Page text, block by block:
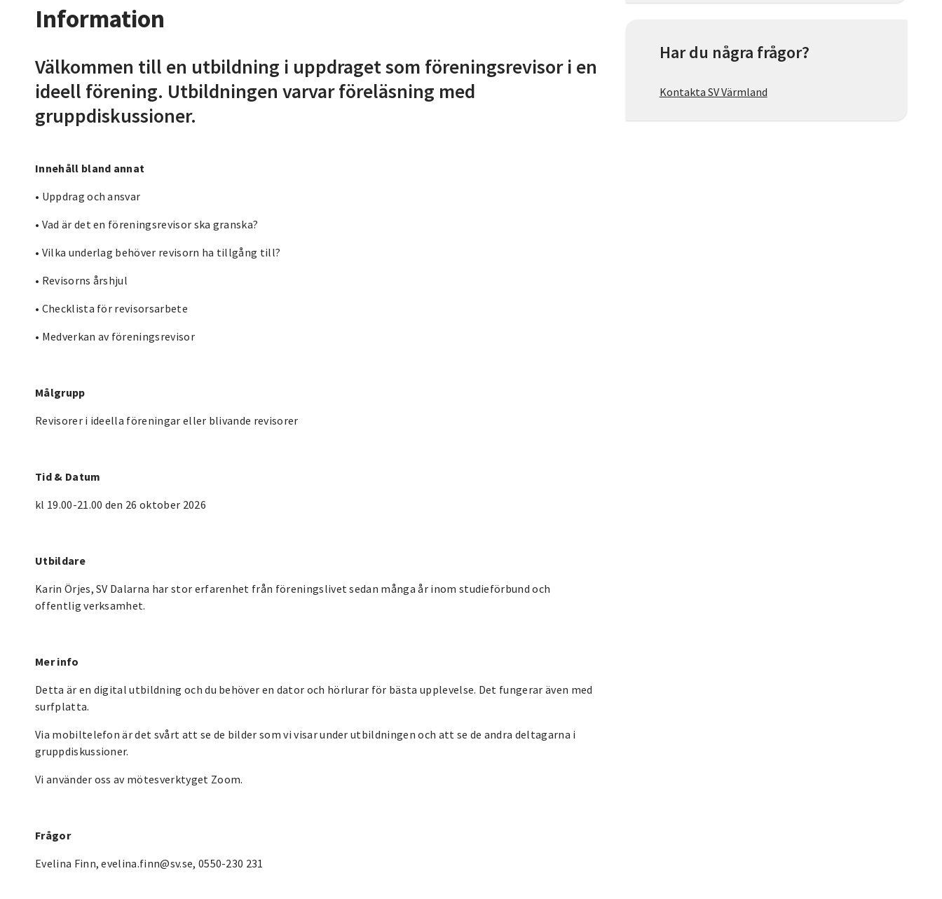
Information
Välkommen till en utbildning i uppdraget som föreningsrevisor i en
ideell förening. Utbildningen varvar föreläsning med
gruppdiskussioner.
Innehåll bland annat
• Uppdrag och ansvar
• Vad är det en föreningsrevisor ska granska?
• Vilka underlag behöver revisorn ha tillgång till?
• Revisorns årshjul
• Checklista för revisorsarbete
• Medverkan av föreningsrevisor
Målgrupp
Revisorer i ideella föreningar eller blivande revisorer
Tid & Datum
kl 19.00-21.00 den 26 oktober 2026
Utbildare
Karin Örjes, SV Dalarna har stor erfarenhet från föreningslivet sedan många år inom studieförbund och
offentlig verksamhet.
Mer info
Detta är en digital utbildning och du behöver en dator och hörlurar för bästa upplevelse. Det fungerar även med
surfplatta.
Via mobiltelefon är det svårt att se de bilder som vi visar under utbildningen och att se de andra deltagarna i
gruppdiskussioner.
Vi använder oss av mötesverktyget Zoom.
Frågor
Evelina Finn, evelina.finn@sv.se, 0550-230 231
Har du några frågor?
Kontakta SV Värmland